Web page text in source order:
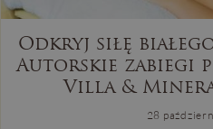
Odkryj siłę
Autorskie zabiegi
Villa &
28